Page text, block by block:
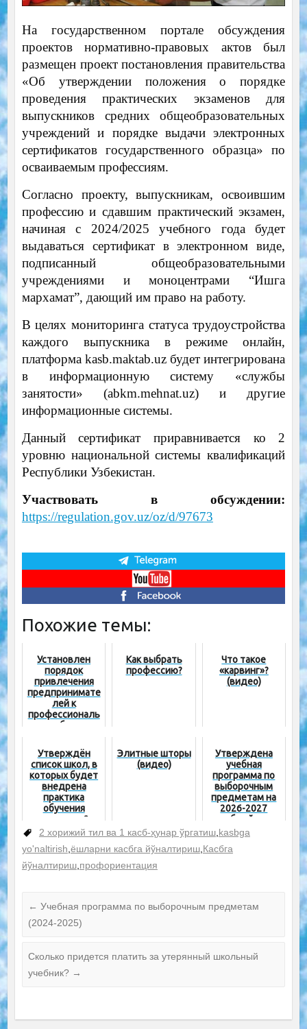
На государственном портале обсуждения
проектов нормативно-правовых актов был
размещен проект постановления правительства
«Об утверждении положения о порядке
проведения практических экзаменов для
выпускников средних общеобразовательных
учреждений и порядке выдачи электронных
сертификатов государственного образца» по
осваиваемым профессиям.
Согласно проекту, выпускникам, освоившим
профессию и сдавшим практический экзамен,
начиная с 2024/2025 учебного года будет
выдаваться сертификат в электронном виде,
подписанный общеобразовательными
учреждениями и моноцентрами “Ишга
мархамат”, дающий им право на работу.
В целях мониторинга статуса трудоустройства
каждого выпускника в режиме онлайн,
платформа kasb.maktab.uz будет интегрирована
в информационную систему «службы
занятости» (abkm.mehnat.uz) и другие
информационные системы.
Данный сертификат приравнивается ко 2
уровню национальной системы квалификаций
Республики Узбекистан.
Участвовать в обсуждении:
https://regulation.gov.uz/oz/d/97673
Похожие темы:
Установлен
порядок
привлечения
предпринимате
лей к
профессиональ
ному обучению
Как выбрать
профессию?
Что такое
«карвинг»?
(видео)
Утверждён
список школ, в
которых будет
внедрена
практика
обучения
учащихся 2
иностранным
языкам и 1
профессии
Элитные шторы
(видео)
Утверждена
учебная
программа по
выборочным
предметам на
2026-2027
учебный год
2 хорижий тил ва 1 касб-ҳунар ўргатиш, kasbga
yo'naltirish ёшларни касбга йўналтириш, Касбга
йўналтириш, профориентация
← Учебная программа по выборочным предметам
(2024-2025)
Сколько придется платить за утерянный школьный
учебник? →